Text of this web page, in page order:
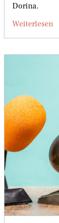
Dorina.
Weiterlesen